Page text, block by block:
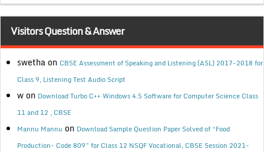
Visitors Question & Answer
swetha on CBSE Assessment of Speaking and Listening (ASL) 2017-2018 for
Class 9, Listening Test Audio Script
w on Download Turbo C++ Windows 4.5 Software for Computer Science Class
11 and 12 , CBSE
Mannu Mannu on Download Sample Question Paper Solved of “Food
Production- Code 809” for Class 12 NSQF Vocational, CBSE Session 2021-